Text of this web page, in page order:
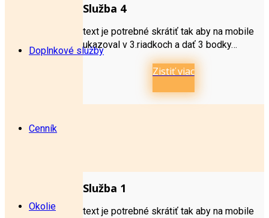
Doplnkové služby
Cenník
Okolie
Služba 4
text je potrebné skrátiť tak aby na mobile
ukazoval v 3.riadkoch a dať 3 bodky…
Zistiť viac
Služba 1
text je potrebné skrátiť tak aby na mobile